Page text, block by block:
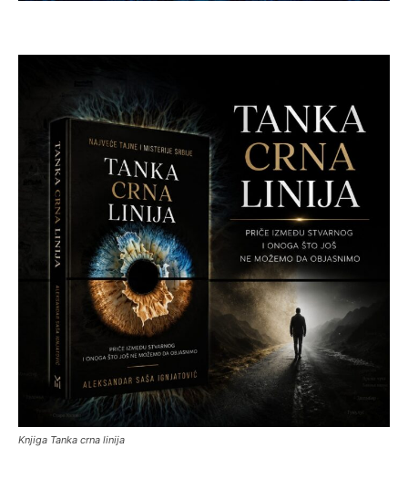
Knjiga Tanka crna linija